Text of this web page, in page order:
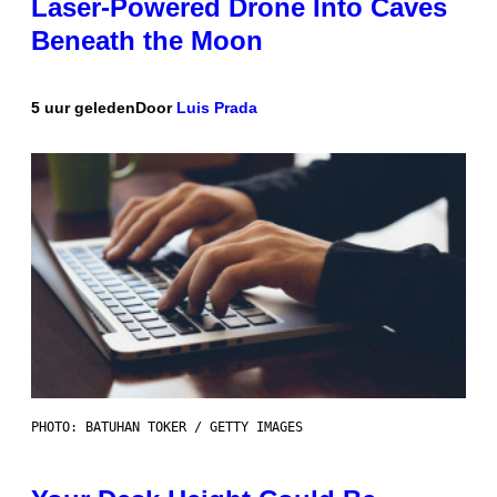
Laser-Powered Drone Into Caves
Beneath the Moon
5 uur geledenDoor Luis Prada
PHOTO: BATUHAN TOKER / GETTY IMAGES